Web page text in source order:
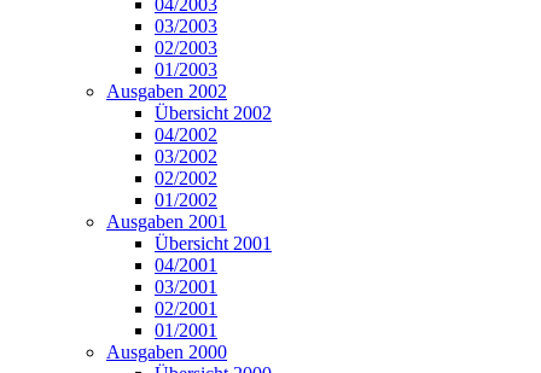
04/2003
03/2003
02/2003
01/2003
Ausgaben 2002
Übersicht 2002
04/2002
03/2002
02/2002
01/2002
Ausgaben 2001
Übersicht 2001
04/2001
03/2001
02/2001
01/2001
Ausgaben 2000